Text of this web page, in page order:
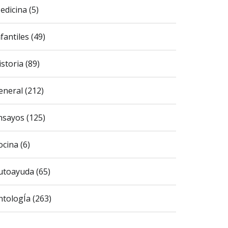
(5)
(49)
(89)
(212)
(125)
(6)
(65)
(263)